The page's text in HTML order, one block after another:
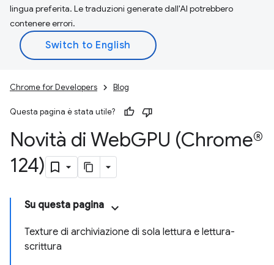
lingua preferita. Le traduzioni generate dall'AI potrebbero
contenere errori.
Chrome for Developers Blog
Questa pagina è stata utile?
Novità di WebGPU (Chrome®
124)
Su questa pagina
Texture di archiviazione di sola lettura e lettura-
scrittura